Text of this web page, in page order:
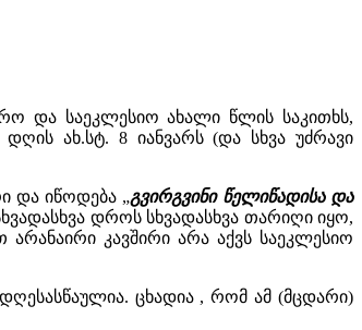
და საეკლესიო ახალი წლის საკითხს,
ახ.სტ. 8 იანვარს (და სხვა უძრავი
და იწოდება „გვირგვინი წელიწადისა და
დროს სხვადასხვა თარიღი იყო,
კავშირი არა აქვს საეკლესიო
ცხადია , რომ ამ (მცდარი)